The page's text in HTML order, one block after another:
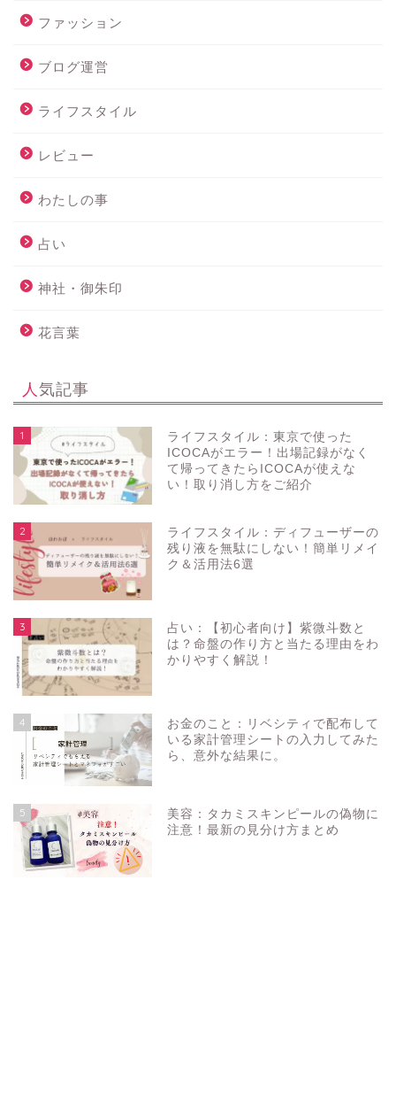
ファッション
ブログ運営
ライフスタイル
レビュー
わたしの事
占い
神社・御朱印
花言葉
人気記事
1
ライフスタイル：東京で使った
ICOCAがエラー！出場記録がなく
て帰ってきたらICOCAが使えな
い！取り消し方をご紹介
2
ライフスタイル：ディフューザーの
残り液を無駄にしない！簡単リメイ
ク＆活用法6選
3
占い：【初心者向け】紫微斗数と
は？命盤の作り方と当たる理由をわ
かりやすく解説！
4
お金のこと：リベシティで配布して
いる家計管理シートの入力してみた
ら、意外な結果に。
5
美容：タカミスキンピールの偽物に
注意！最新の見分け方まとめ